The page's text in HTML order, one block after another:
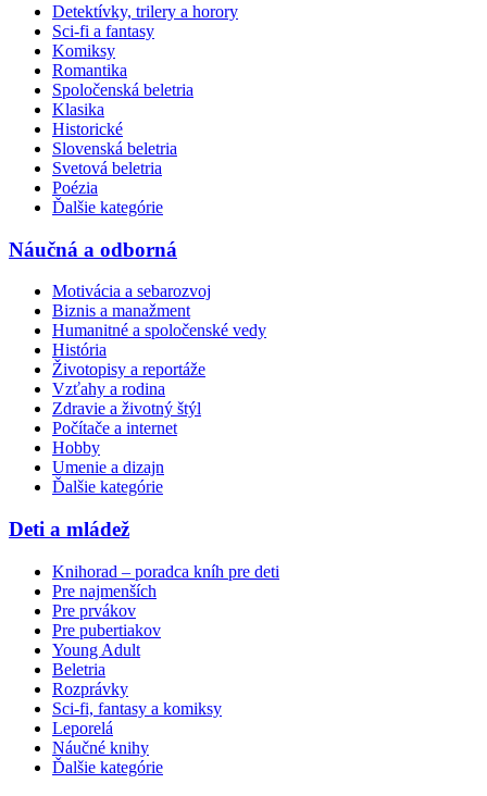
Detektívky, trilery a horory
Sci-fi a fantasy
Komiksy
Romantika
Spoločenská beletria
Klasika
Historické
Slovenská beletria
Svetová beletria
Poézia
Ďalšie kategórie
Náučná a odborná
Motivácia a sebarozvoj
Biznis a manažment
Humanitné a spoločenské vedy
História
Životopisy a reportáže
Vzťahy a rodina
Zdravie a životný štýl
Počítače a internet
Hobby
Umenie a dizajn
Ďalšie kategórie
Deti a mládež
Knihorad – poradca kníh pre deti
Pre najmenších
Pre prvákov
Pre pubertiakov
Young Adult
Beletria
Rozprávky
Sci-fi, fantasy a komiksy
Leporelá
Náučné knihy
Ďalšie kategórie